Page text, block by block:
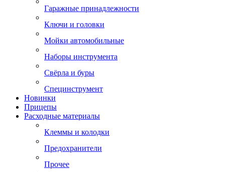
Гаражные принадлежности
Ключи и головки
Мойки автомобильные
Наборы инструмента
Свёрла и буры
Специнструмент
Новинки
Прицепы
Расходные материалы
Клеммы и колодки
Предохранители
Прочее